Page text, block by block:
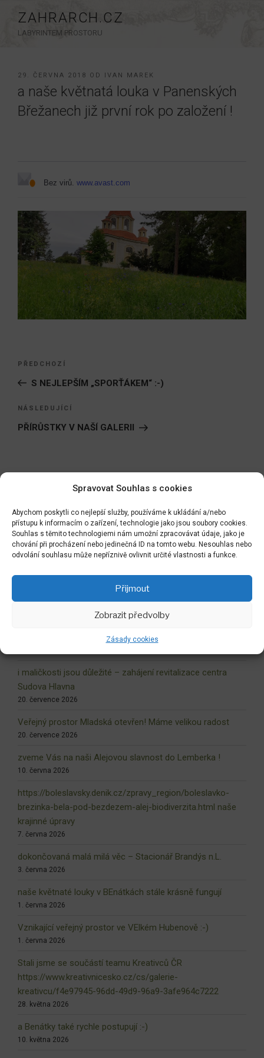
Spravovat Souhlas s cookies
Abychom poskytli co nejlepší služby, používáme k ukládání a/nebo
přístupu k informacím o zařízení, technologie jako jsou soubory cookies.
Souhlas s těmito technologiemi nám umožní zpracovávat údaje, jako je
chování při procházení nebo jedinečná ID na tomto webu. Nesouhlas nebo
odvolání souhlasu může nepříznivě ovlivnit určité vlastnosti a funkce.
Přijmout
Zobrazit předvolby
Zásady cookies
obsahu
ZAHRARCH.CZ
LABYRINTEM PROSTORU
PUBLIKOVÁNO
29. ČERVNA 2018 OD IVAN MAREK
a naše květnatá louka v Panenských
Břežanech již první rok po založení !
Bez virů.www.avast.com
Navigace
příspěvek
Předchozí
příspěvek
PŘEDCHOZÍ
S NEJLEPŠÍM „SPORŤÁKEM“ :-)
Následující
příspěvek
NÁSLEDUJÍCÍ
PŘÍRŮSTKY V NAŠÍ GALERII
Zpět do LABYRINTU
NEJNOVĚJŠÍ AKTUALITY
Drobné video z radostné realizace
https://youtu.be/KL6boKuDnos?si=zBx8TDNlcKhR-UQ-
i maličkosti jsou důležité – zahájení revitalizace centra
Sudova Hlavna
20. července 2026
Veřejný prostor Mladská otevřen! Máme velikou radost
20. července 2026
zveme Vás na naši Alejovou slavnost do Lemberka !
10. června 2026
https://boleslavsky.denik.cz/zpravy_region/boleslavko-
brezinka-bela-pod-bezdezem-alej-biodiverzita.html naše
krajinné úpravy
7. června 2026
dokončovaná malá milá věc – Stacionář Brandýs n.L.
3. června 2026
naše květnaté louky v BEnátkách stále krásně fungují
1. června 2026
Vznikající veřejný prostor ve VElkém Hubenově :-)
1. června 2026
Stali jsme se součástí teamu Kreativců ČR
https://www.kreativnicesko.cz/cs/galerie-
kreativcu/f4e97945-96dd-49d9-96a9-3afe964c7222
28. května 2026
a Benátky také rychle postupují :-)
10. května 2026